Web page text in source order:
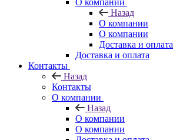
О компании
Назад
О компании
О компании
Доставка и оплата
Доставка и оплата
Контакты
Назад
Контакты
О компании
Назад
О компании
О компании